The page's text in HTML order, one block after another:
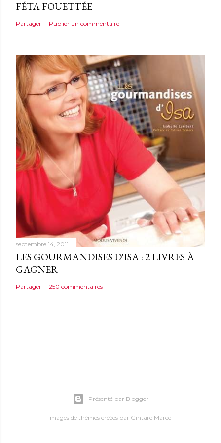
FÉTA FOUETTÉE
Partager Publier un commentaire
septembre 14, 2011
LES GOURMANDISES D'ISA : 2 LIVRES À
GAGNER
Partager 250 commentaires
Présenté par Blogger
Images de thèmes créées par Gintare Marcel